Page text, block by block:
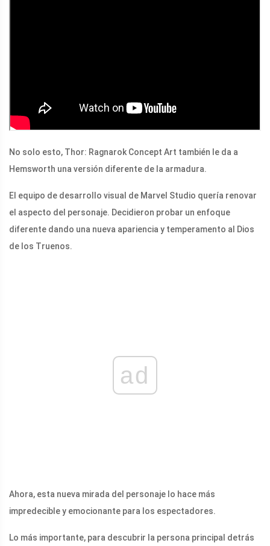
No solo esto, Thor: Ragnarok Concept Art también le da a
Hemsworth una versión diferente de la armadura.
El equipo de desarrollo visual de Marvel Studio quería renovar
el aspecto del personaje. Decidieron probar un enfoque
diferente dando una nueva apariencia y temperamento al Dios
de los Truenos.
ad
Ahora, esta nueva mirada del personaje lo hace más
impredecible y emocionante para los espectadores.
Lo más importante, para descubrir la persona principal detrás